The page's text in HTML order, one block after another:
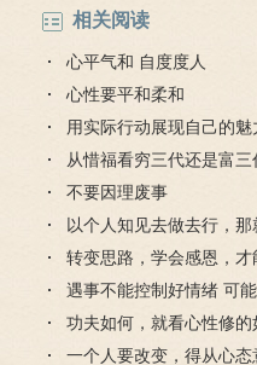
相关阅读
心平气和 自度度人
心性要平和柔和
用实际行动展现自己的
从惜福看穷三代还是富三
不要因理废事
以个人知见去做去行，
转变思路，学会感恩，才
遇事不能控制好情绪 可
功夫如何，就看心性修的
一个人要改变，得从心态